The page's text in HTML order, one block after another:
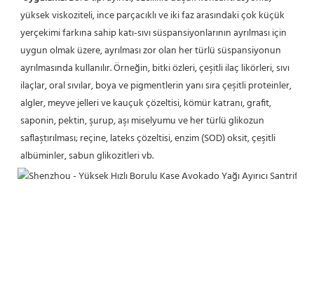
yüksek viskoziteli, ince parçacıklı ve iki faz arasındaki çok küçük
yerçekimi farkına sahip katı-sıvı süspansiyonlarının ayrılması için
uygun olmak üzere, ayrılması zor olan her türlü süspansiyonun
ayrılmasında kullanılır. Örneğin, bitki özleri, çeşitli ilaç likörleri, sıvı
ilaçlar, oral sıvılar, boya ve pigmentlerin yanı sıra çeşitli proteinler,
algler, meyve jelleri ve kauçuk çözeltisi, kömür katranı, grafit,
saponin, pektin, şurup, aşı miselyumu ve her türlü glikozun
saflaştırılması; reçine, lateks çözeltisi, enzim (SOD) oksit, çeşitli
albüminler, sabun glikozitleri vb.